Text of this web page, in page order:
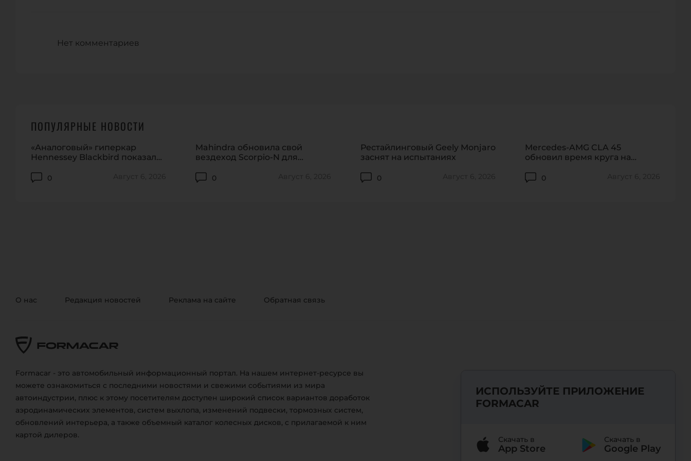
Нет комментариев
ПОПУЛЯРНЫЕ НОВОСТИ
«Аналоговый» гиперкар
Hennessey Blackbird показали
0 Август 6, 2026
Mahindra обновила свой
вездеход Scorpio-N для
0 Август 6, 2026
Рестайлинговый Geely Monjaro
заснят на испытаниях
0 Август 6, 2026
Mercedes-AMG CLA 45
обновил время круга на
0 Август 6, 2026
О нас Редакция новостей Реклама на сайте Обратная связь
Formacar - это автомобильный информационный портал. На нашем интернет-ресурсе вы
можете ознакомиться с последними новостями и свежими событиями из мира
автоиндустрии, плюс к этому посетителям доступен широкий список вариантов доработок
аэродинамических элементов, систем выхлопа, изменений подвески, тормозных систем,
обновлений интерьера, а также объемный каталог колесных дисков, с прилагаемой к ним
картой дилеров.
ИСПОЛЬЗУЙТЕ ПРИЛОЖЕНИЕ
FORMACAR
Скачать в
App Store
Скачать в
Google Play